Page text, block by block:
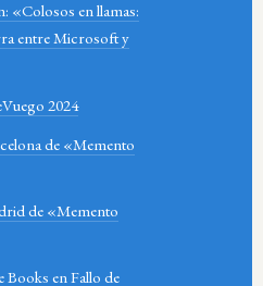
«Colosos en llamas:
entre Microsoft y
2024
de «Memento
de «Memento
Books en Fallo de